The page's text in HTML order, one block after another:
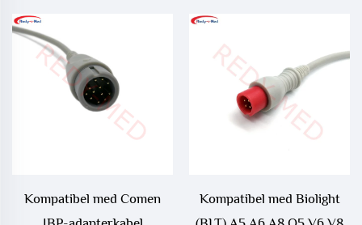
Kompatibel med Comen
Kompatibel med Biolight